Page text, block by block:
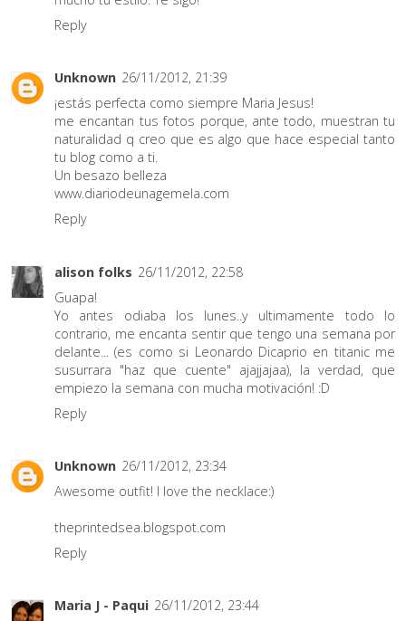
Reply
Unknown 26/11/2012, 21:39
¡estás perfecta como siempre Maria Jesus!
me encantan tus fotos porque, ante todo, muestran tu
naturalidad q creo que es algo que hace especial tanto
tu blog como a ti.
Un besazo belleza
www.diariodeunagemela.com
Reply
alison folks 26/11/2012, 22:58
Guapa!
Yo antes odiaba los lunes..y ultimamente todo lo
contrario, me encanta sentir que tengo una semana por
delante... (es como si Leonardo Dicaprio en titanic me
susurrara "haz que cuente" ajajjajaa), la verdad, que
empiezo la semana con mucha motivación! :D
Reply
Unknown 26/11/2012, 23:34
Awesome outfit! I love the necklace:)
theprintedsea.blogspot.com
Reply
Maria J - Paqui 26/11/2012, 23:44